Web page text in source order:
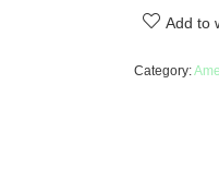
Add to
Category: